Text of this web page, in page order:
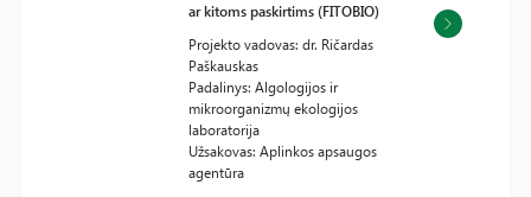
ar kitoms paskirtims (FITOBIO)
Projekto vadovas: dr. Ričardas
Paškauskas
Padalinys: Algologijos ir
mikroorganizmų ekologijos
laboratorija
Užsakovas: Aplinkos apsaugos
agentūra